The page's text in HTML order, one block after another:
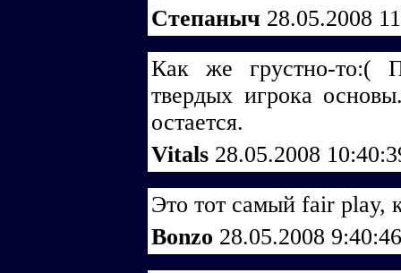
Степаныч 28.05.2008
Как же грустно-то:(
твердых игрока
остается.
Vitals 28.05.2008
Это тот самый fair play,
Bonzo 28.05.2008